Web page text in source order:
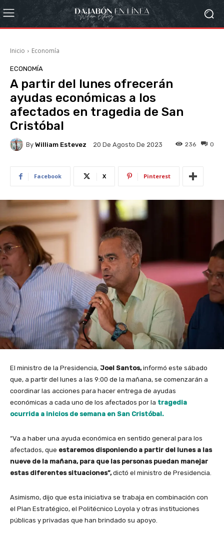
Inicio Economía
ECONOMÍA
A partir del lunes ofrecerán
ayudas económicas a los
afectados en tragedia de San
Cristóbal
By William Estevez 20 De Agosto De 2023 0
236
Facebook X Pinterest
El ministro de la Presidencia, Joel Santos,informó este sábado
que, a partir del lunes a las 9:00 de la mañana, se comenzarán a
coordinar las acciones para hacer entrega de ayudas
económicas a cada uno de los afectados por la tragedia
ocurrida a inicios de semana en San Cristóbal.
“Va a haber una ayuda económica en sentido general para los
afectados, que estaremos disponiendo a partir del lunes a las
nueve de la mañana, para que las personas puedan manejar
estas diferentes situaciones”,dictó el ministro de Presidencia.
Asimismo, dijo que esta iniciativa se trabaja en combinación con
el Plan Estratégico, el Politécnico Loyola y otras instituciones
públicas y privadas que han brindado su apoyo.